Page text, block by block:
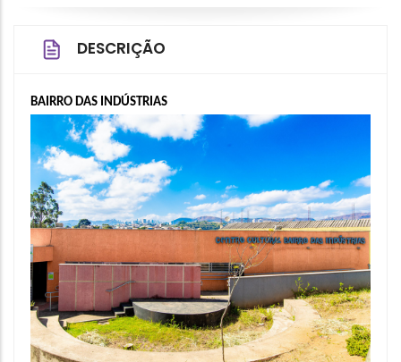
DESCRIÇÃO
BAIRRO DAS INDÚSTRIAS